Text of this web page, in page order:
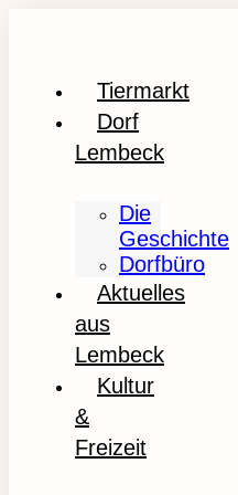
Tiermarkt
Dorf
Lembeck
Die
Geschichte
Dorfbüro
Aktuelles
aus
Lembeck
Kultur
&
Freizeit